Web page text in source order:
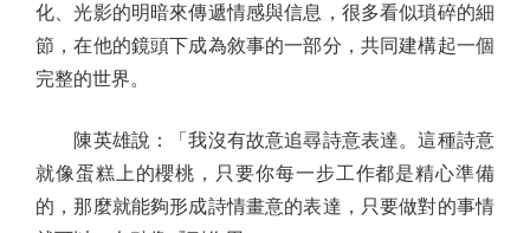
化、光影的明暗來傳遞情感與信息，很多看似瑣碎的細
節，在他的鏡頭下成為敘事的一部分，共同建構起一個
完整的世界。
陳英雄說：「我沒有故意追尋詩意表達。這種詩意
就像蛋糕上的櫻桃，只要你每一步工作都是精心準備
的，那麼就能夠形成詩情畫意的表達，只要做對的事情